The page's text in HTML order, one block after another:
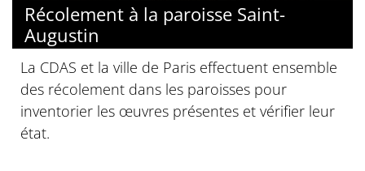
Récolement à la paroisse Saint-
Augustin
La CDAS et la ville de Paris effectuent ensemble
des récolement dans les paroisses pour
inventorier les œuvres présentes et vérifier leur
état.